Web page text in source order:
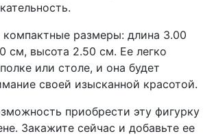
размеры: длина 3.00
см, высота 2.50 см. Ее легко
или столе, и она будет
своей изысканной красотой.
приобрести эту фигурку
Закажите сейчас и добавьте ее